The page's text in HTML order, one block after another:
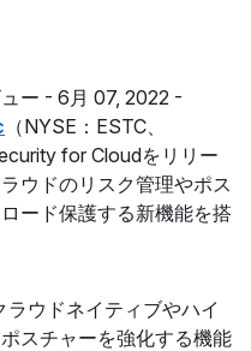
ー - 6月 07, 2022 -
（NYSE：ESTC、
for Cloudをリリー
ウドのリスク管理やポス
ード保護する新機能を搭
ウドネイティブやハイ
スチャーを強化する機能